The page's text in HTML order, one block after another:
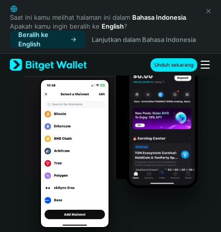
English
日本語
Tiếng Việt
Русский
Español (Latinoamérica)
Türkçe
Italiano
Português (Portugal)
Bahasa Indonesia
Português (Brasil)
Español (Argentina)
Saat ini kamu melihat halaman ini dalam Bahasa Indonesia.
Apakah kamu ingin beralih ke English?
Beralih ke
English
Lanjutkan dalam Bahasa Indonesia
Unduh sekarang